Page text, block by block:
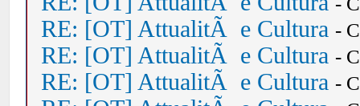
RE: [OT] AttualitÃ e Cultura -
RE: [OT] AttualitÃ e Cultura -
RE: [OT] AttualitÃ e Cultura -